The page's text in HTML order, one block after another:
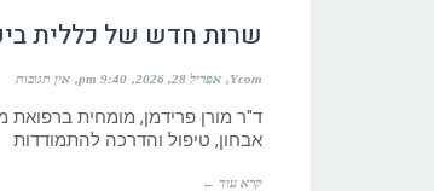
שרות חדש של כללית
Ycom אפריל 28, 2026 9:40 pm אין תגובות
ד"ר מורן פרידמן, מומחית ברפואת
אבחון, טיפול והדרכה להתמודדות
קרא עוד ←